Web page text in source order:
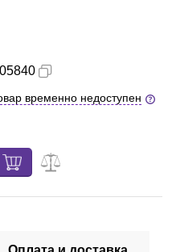
временно недоступен